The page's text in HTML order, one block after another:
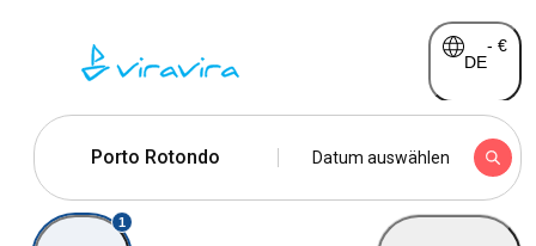
DE
- €
Porto Rotondo Datum auswählen
1